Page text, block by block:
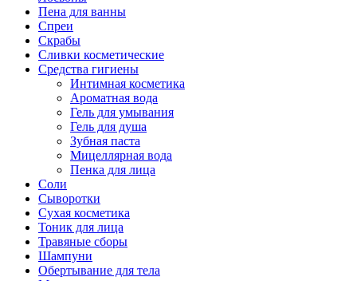
Пена для ванны
Спреи
Скрабы
Сливки косметические
Средства гигиены
Интимная косметика
Ароматная вода
Гель для умывания
Гель для душа
Зубная паста
Мицеллярная вода
Пенка для лица
Соли
Сыворотки
Сухая косметика
Тоник для лица
Травяные сборы
Шампуни
Обертывание для тела